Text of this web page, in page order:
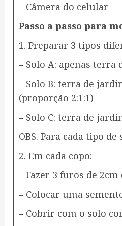
– Câmera do celular
Passo a passo para
1. Preparar 3 tipos
– Solo A: apenas terra
– Solo B: terra de
(proporção 2:1:1)
– Solo C: terra de
OBS. Para cada tipo
2. Em cada copo:
– Fazer 3 furos de
– Colocar uma
– Cobrir com o solo